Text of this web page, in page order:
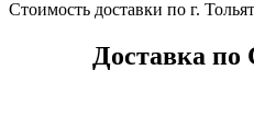
Стоимость доставки по г.
Доставка